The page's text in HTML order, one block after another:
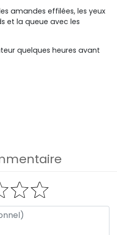
amandes effilées, les yeux
et la queue avec les
quelques heures avant